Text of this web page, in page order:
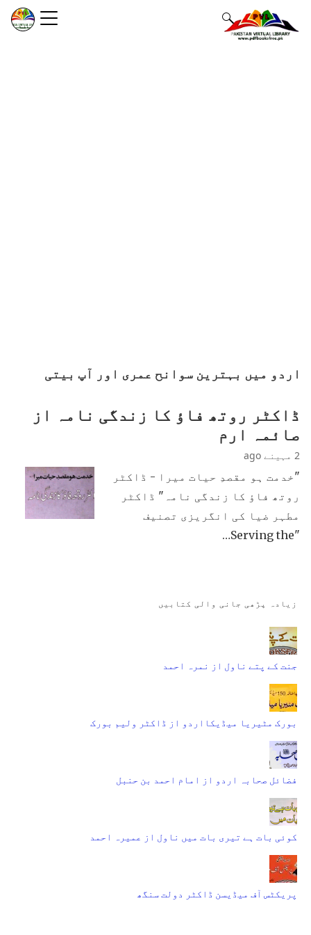
اردو میں بہترین سوانح عمری اور آپ بیتی
ڈاکٹر روتھ فاؤ کا زندگی نامہ از
صائمہ ارم
2 مہینے ago
"خدمت ہو مقصدِ حیات میرا - ڈاکٹر
روتھ فاؤ کا زندگی نامہ" ڈاکٹر
مطہر ضیا کی انگریزی تصنیف
"Serving the…
زیادہ پڑھی جانی والی کتابیں
جنت کے پتے ناول از نمرہ احمد
بورک مٹیریا میڈیکااردو از ڈاکٹر ولیم بورک
فضائل صحابہ اردو از امام احمد بن حنبل
کوئی بات ہے تیری بات میں ناول از عمیرہ احمد
پریکٹس آف میڈیسن ڈاکٹر دولت سنگھ